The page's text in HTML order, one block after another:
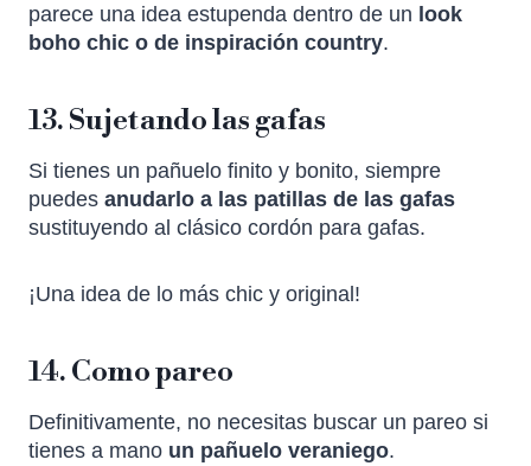
parece una idea estupenda dentro de un look
boho chic o de inspiración country.
13. Sujetando las gafas
Si tienes un pañuelo finito y bonito, siempre
puedes anudarlo a las patillas de las gafas
sustituyendo al clásico cordón para gafas.
¡Una idea de lo más chic y original!
14. Como pareo
Definitivamente, no necesitas buscar un pareo si
tienes a mano un pañuelo veraniego.